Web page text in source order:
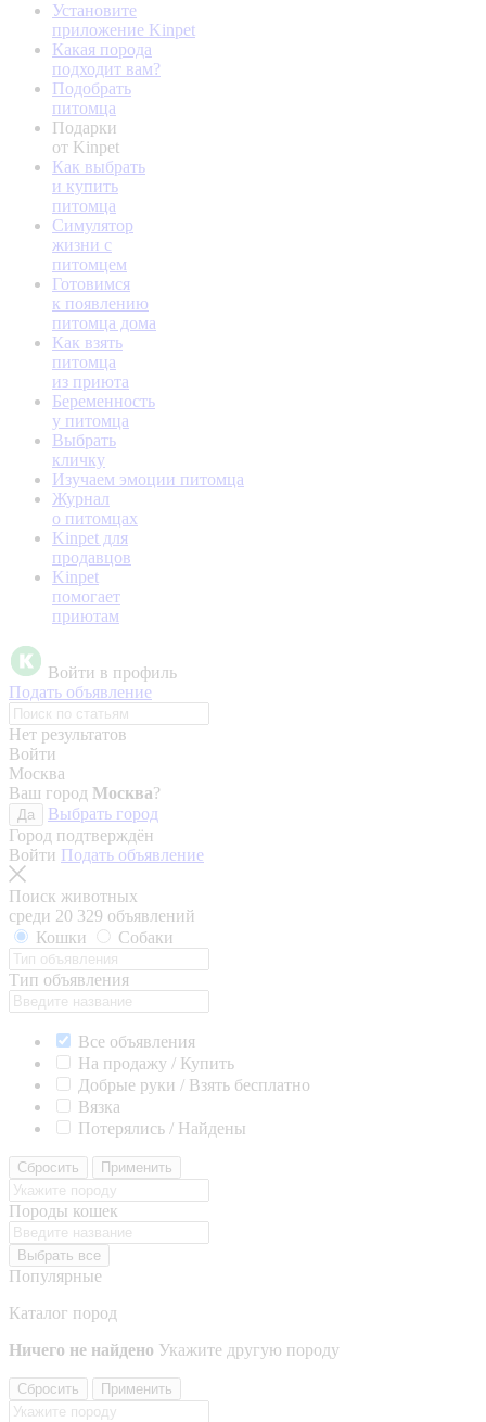
Установите
приложение Kinpet
Какая порода
подходит вам?
Подобрать
питомца
Подарки
от Kinpet
Как выбрать
и купить
питомца
Симулятор
жизни с
питомцем
Готовимся
к появлению
питомца дома
Как взять
питомца
из приюта
Беременность
у питомца
Выбрать
кличку
Изучаем эмоции питомца
Журнал
о питомцах
Kinpet для
продавцов
Kinpet
помогает
приютам
Войти в профиль
Подать объявление
Нет результатов
Войти
Москва
Ваш город Москва?
Да
Выбрать город
Город подтверждён
Войти Подать объявление
Поиск животных
среди 20 329 объявлений
Кошки
Собаки
Тип объявления
Все объявления
На продажу / Купить
Добрые руки / Взять бесплатно
Вязка
Потерялись / Найдены
Сбросить Применить
Породы кошек
Выбрать все
Популярные
Каталог пород
Ничего не найдено Укажите другую породу
Сбросить Применить